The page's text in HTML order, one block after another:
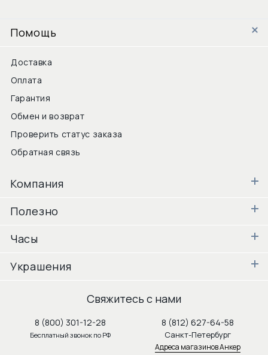
Помощь
Доставка
Оплата
Гарантия
Обмен и возврат
Проверить статус заказа
Обратная связь
Компания
Полезно
Часы
Украшения
Свяжитесь с нами
8 (800) 301-12-28
Бесплатный звонок по РФ
8 (812) 627-64-58
Санкт-Петербург
Адреса магазинов Анкер